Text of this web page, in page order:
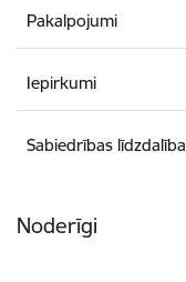
Pakalpojumi
Iepirkumi
Sabiedrības līdzdalība
Noderīgi